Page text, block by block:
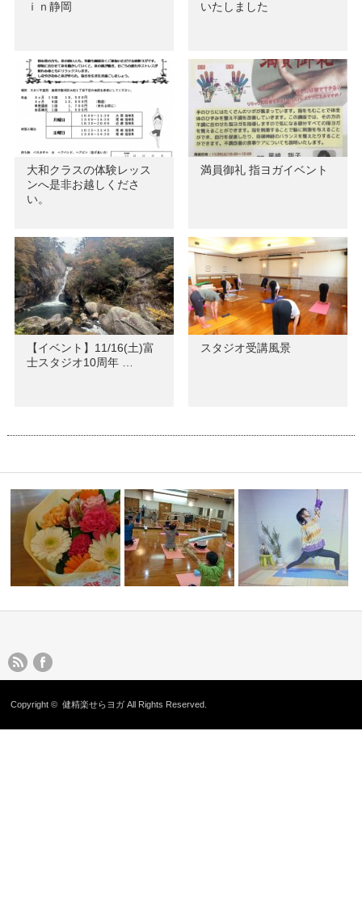
ｉｎ静岡
いたしました
大和クラスの体験レッス
ンへ是非お越しくださ
い。
満員御礼 指ヨガイベント
【イベント】11/16(土)富
士スタジオ10周年 …
スタジオ受講風景
Copyright ©健精楽せらヨガ All Rights Reserved.